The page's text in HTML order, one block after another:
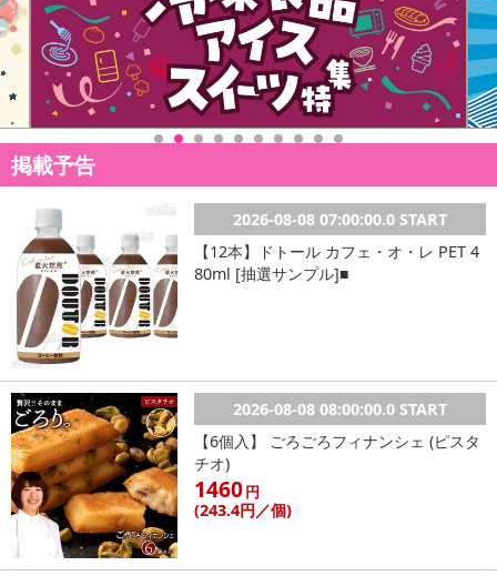
掲載予告
2026-08-08 07:00:00.0 START
【12本】ドトール カフェ・オ・レ PET 4
80ml [抽選サンプル]■
2026-08-08 08:00:00.0 START
【6個入】 ごろごろフィナンシェ (ピスタ
チオ)
1460円
(243.4円 ／個)